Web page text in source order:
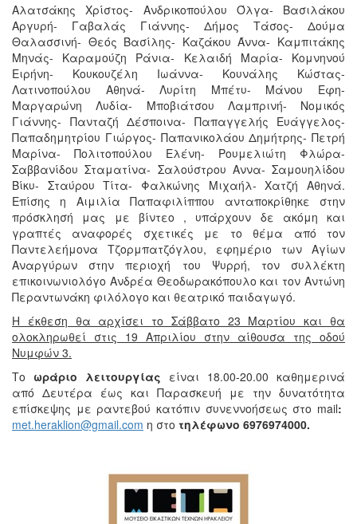
Αλατσάκης Χρίστος- Ανδρικοπούλου Όλγα- Βασιλάκου
Αργυρή- Γαβαλάς Γιάννης- Δήμος Τάσος- Δούμα
Θαλασσινή- Θεός Βασίλης- Καζάκου Άννα- Καμπιτάκης
Μηνάς- Καραμούζη Ράνια- Κελαιδή Μαρία- Κομνηνού
Ειρήνη- Κουκουζέλη Ιωάννα- Κουνάλης Κώστας-
Λατινοπούλου Αθηνά- Λυρίτη Μπέτυ- Μάνου Εφη-
Μαργαρώνη Λυδία- Μποβιάτσου Λαμπρινή- Νομικός
Γιάννης- Πανταζή Δέσποινα- Παπαγγελής Ευάγγελος-
Παπαδημητρίου Γιώργος- Παπανικολάου Δημήτρης- Πετρή
Μαρίνα- Πολιτοπούλου Ελένη- Ρουμελιώτη Φλώρα-
Σαββανίδου Σταματίνα- Σαλούστρου Αννα- Σαμουηλίδου
Βίκυ- Σταύρου Τίτα- Φαλκώνης Μιχαήλ- Χατζή Αθηνά.
Επίσης η Αιμιλία Παπαφιλίππου ανταποκρίθηκε στην
πρόσκλησή μας με βίντεο , υπάρχουν δε ακόμη και
γραπτές αναφορές σχετικές με το θέμα από τον
Παντελεήμονα Τζορμπατζόγλου, εφημέριο των Αγίων
Αναργύρων στην περιοχή του Ψυρρή, τον συλλέκτη
επικοινωνιολόγο Ανδρέα Θεοδωρακόπουλο και τον Αντώνη
Περαντωνάκη φιλόλογο και θεατρικό παιδαγωγό.
Η έκθεση θα αρχίσει το Σάββατο 23 Μαρτίου και θα
ολοκληρωθεί στις 19 Απριλίου στην αίθουσα της οδού
Νυμφών 3.
Το ωράριο λειτουργίας είναι 18.00-20.00 καθημερινά
από Δευτέρα έως και Παρασκευή με την δυνατότητα
επίσκεψης με ραντεβού κατόπιν συνεννοήσεως στο mail:
met.heraklion@gmail.com η στο τηλέφωνο 6976974000.